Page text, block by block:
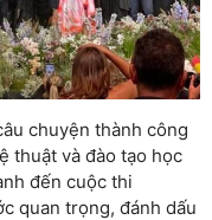
chuyện thành công
thuật và đào tạo học
đến cuộc thi
quan trọng, đánh dấu